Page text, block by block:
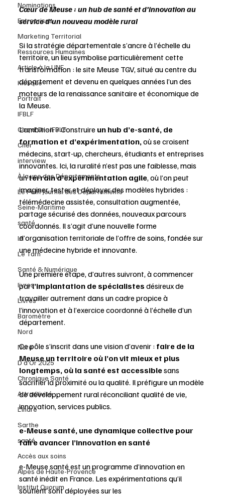
Nominations
Entreprises
Marketing Territorial
Ressources Humaines
Article à la UNE
Kiosque
Portrait
IFBLF
Coq d'Or - IFBLF
Cher
interview
À la une des Départements
Le Petit Journal des Départements
Seine-Maritime
santé
IA
Le Tarn
Santé & Numérique
livres
Livres
Baromètre
Nord
Nord
D d'Or 2025
Chronique Santé
Attractivité
L'Indre
Sarthe
santé
Accès aux soins
Alpes de Haute-Provence
Institut Quorum
Cœur de Meuse : un hub de santé et d’innovation au
service d’un nouveau modèle rural
Si la stratégie départementale s’ancre à l’échelle du
territoire, un lieu symbolise particulièrement cette
transformation : le site Meuse TGV, situé au centre du
département et devenu en quelques années l’un des
moteurs de la renaissance sanitaire et économique de
la Meuse.
L’ambition ? Construire un hub d’e-santé, de
formation et d’expérimentation, où se croisent
médecins, start-up, chercheurs, étudiants et entreprises
innovantes. Ici, la ruralité n’est pas une faiblesse, mais
un terrain d’expérimentation agile, où l’on peut
imaginer, tester et déployer des modèles hybrides :
télémédecine assistée, consultation augmentée,
partage sécurisé des données, nouveaux parcours
coordonnés. Il s’agit d’une nouvelle forme
d’organisation territoriale de l’offre de soins, fondée sur
une médecine hybride et innovante.
Une première étape, d’autres suivront, à commencer
par l’implantation despécialistes désireux de
travailler autrement dans un cadre propice à
l’innovation et à l’exercice coordonné à l’échelle d’un
département.
Ce pôle s’inscrit dans une vision d’avenir : faire de la
Meuse un territoire où l’on vit mieux et plus
longtemps, où la santé est accessible sans
sacrifier la proximité ou la qualité. Il préfigure un modèle
de développement rural réconciliant qualité de vie,
innovation, services publics.
e-Meuse santé, une dynamique collective pour
faire avancer l’innovation en santé
e-Meuse santé est un programme d’innovation en
santé inédit en France. Les expérimentations qu’il
soutient sont déployées sur les